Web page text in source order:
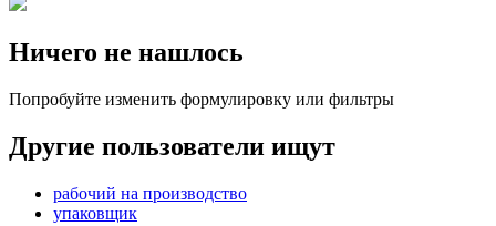
Ничего не нашлось
Попробуйте изменить формулировку или фильтры
Другие пользователи ищут
рабочий на производство
упаковщик